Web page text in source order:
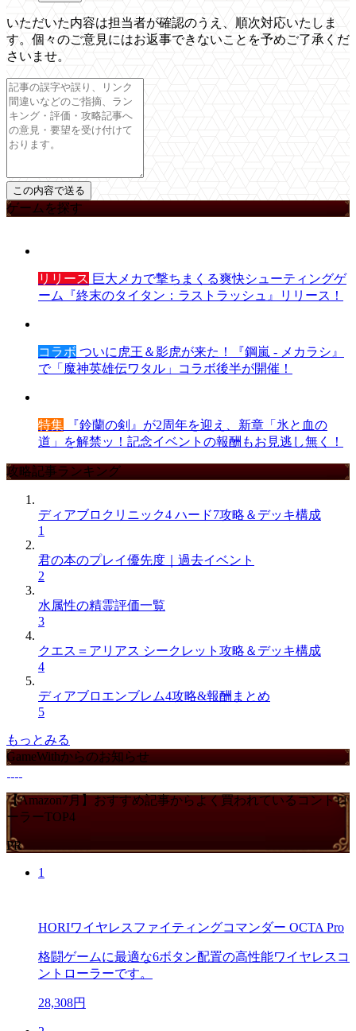
いただいた内容は担当者が確認のうえ、順次対応いたしま
す。個々のご意見にはお返事できないことを予めご了承くだ
さいませ。
ゲームを探す
リリース 巨大メカで撃ちまくる爽快シューティングゲ
ーム『終末のタイタン：ラストラッシュ』リリース！
コラボ ついに虎王＆影虎が来た！『鋼嵐 - メカラシ』
で「魔神英雄伝ワタル」コラボ後半が開催！
特集 『鈴蘭の剣』が2周年を迎え、新章「氷と血の
道」を解禁ッ！記念イベントの報酬もお見逃し無く！
攻略記事ランキング
ディアブロクリニック4 ハード7攻略＆デッキ構成
1
君の本のプレイ優先度｜過去イベント
2
水属性の精霊評価一覧
3
クエス＝アリアス シークレット攻略＆デッキ構成
4
ディアブロエンブレム4攻略&報酬まとめ
5
もっとみる
GameWithからのお知らせ
【Amazon7月】おすすめ記事からよく買われているコントロ
ーラーTOP4
PR
1
HORIワイヤレスファイティングコマンダー OCTA Pro
格闘ゲームに最適な6ボタン配置の高性能ワイヤレスコ
ントローラーです。
28,308円